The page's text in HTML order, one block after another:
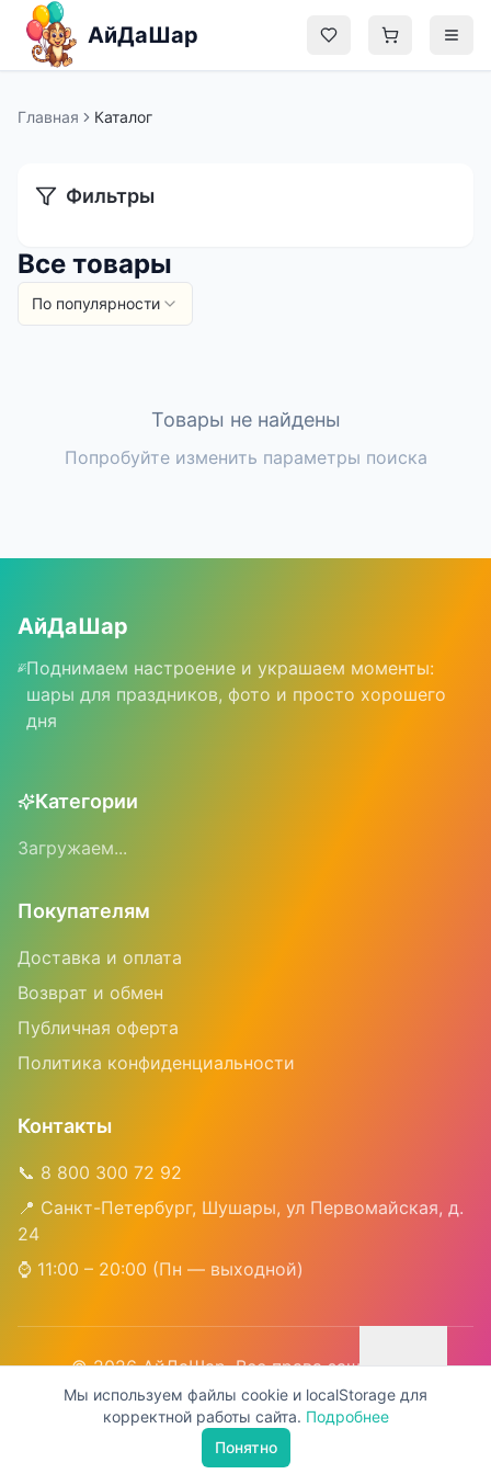
Перейти к содержимому
АйДаШар
Каталог
Блог
О нас
Главная Каталог
Фильтры
Все товары
По популярности
Товары не найдены
Попробуйте изменить параметры поиска
АйДаШар
Поднимаем настроение и украшаем моменты:
шары для праздников, фото и просто хорошего
дня
Категории
Загружаем...
Покупателям
Доставка и оплата
Возврат и обмен
Публичная оферта
Политика конфиденциальности
Контакты
📞 8 800 300 72 92
📍 Санкт-Петербург, Шушары, ул Первомайская, д.
24
⌚ 11:00 – 20:00 (Пн — выходной)
©2026АйДаШар. Все права защищены
ИП Чусова Наталья Викторовна | ИНН 421707926419 |
ОГРНИП 320420500083679
Мы используем файлы cookie и localStorage для
корректной работы сайта. Подробнее
Понятно